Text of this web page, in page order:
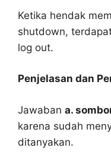
Ketika hendak
shutdown,
log out.
Penjelasan dan
Jawaban a.
karena sudah
ditanyakan.